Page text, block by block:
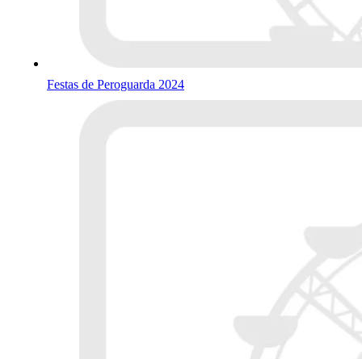
Festas de Peroguarda 2024